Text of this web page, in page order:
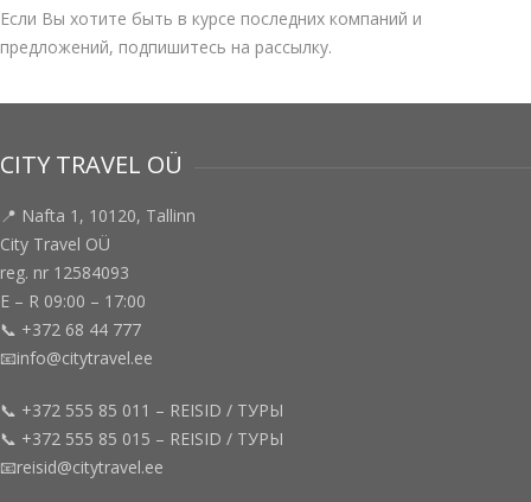
Если Вы хотите быть в курсе последних компаний и
предложений, подпишитесь на рассылку.
CITY TRAVEL OÜ
📍 Nafta 1, 10120, Tallinn
City Travel OÜ
reg. nr 12584093
E – R 09:00 – 17:00
📞 +372 68 44 777
📧info@citytravel.ee
📞 +372 555 85 011 – REISID / ТУРЫ
📞 +372 555 85 015 – REISID / ТУРЫ
📧reisid@citytravel.ee